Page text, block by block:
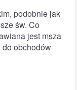
podobnie jak
św. Co
jest msza
obchodów